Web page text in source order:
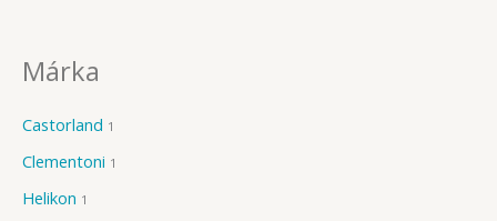
Márka
Castorland 1
Clementoni 1
Helikon 1